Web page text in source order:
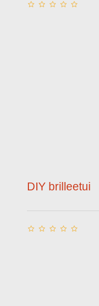
DIY brilleetui